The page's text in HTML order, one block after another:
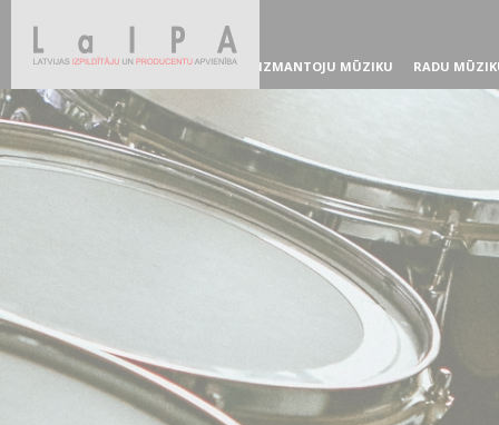
IZMANTOJU MŪZIKU RADU